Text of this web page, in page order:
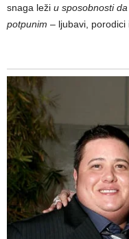
snaga leži u sposobnosti
potpunim – ljubavi, porodici